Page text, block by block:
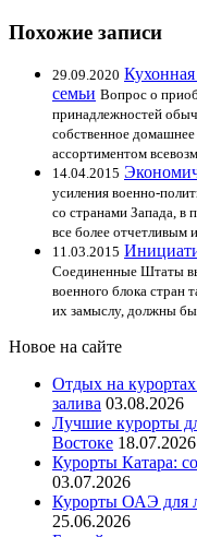
Похожие записи
29.09.2020
семьи Вопрос о
принадлежностей
собственное
ассортиментом
14.04.2015
усиления военно-
со странами Запада,
все более
11.03.2015
Соединенные Штаты
военного блока стран
их замыслу, должны
Новое на сайте
Отдых на
залива 03.08.2026
Лучшие курорты
Востоке 18.07.2026
Курорты Катара:
03.07.2026
Курорты ОАЭ для
25.06.2026